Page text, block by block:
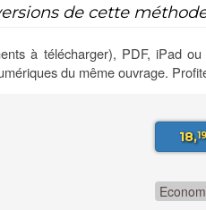
de cette
à télécharger), PDF, iPad
du même ouvrage.
18,19